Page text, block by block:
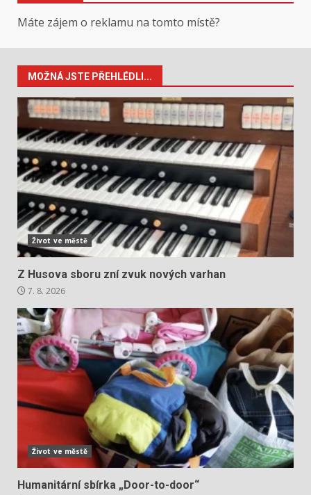
Máte zájem o reklamu na tomto místě?
MOŽNÁ JSTE PŘEHLÉDLI...
Život ve městě
Z Husova sboru zní zvuk nových varhan
7. 8. 2026
Život ve městě
Humanitární sbírka „Door-to-door“